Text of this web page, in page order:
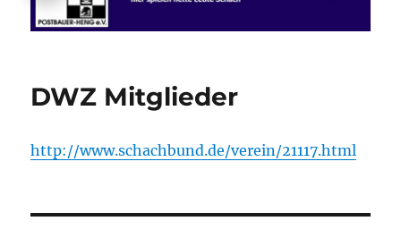
DWZ Mitglieder
http://www.schachbund.de/verein/21117.html